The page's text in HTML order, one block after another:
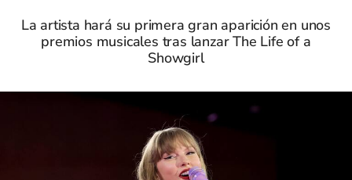
La artista hará su primera gran aparición en unos
premios musicales tras lanzar The Life of a
Showgirl